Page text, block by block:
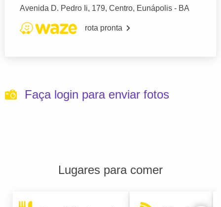
Avenida D. Pedro Ii, 179, Centro, Eunápolis - BA
rota pronta
Faça login para enviar fotos
Lugares para comer